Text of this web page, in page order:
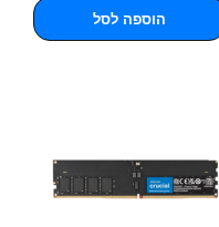
הוספה לסל